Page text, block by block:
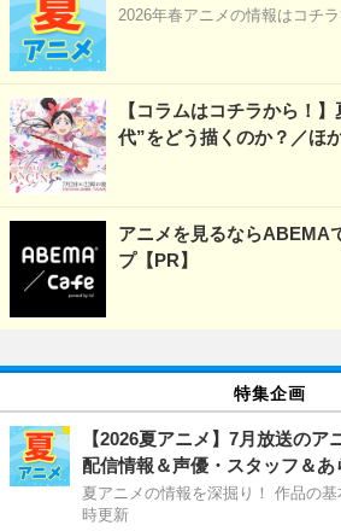
2026年春アニメの情報はコチラ
【コラムはコチラから！
代”をどう描くのか？／ほ
アニメを見るならABEMA
プ【PR】
特集企画
【2026夏アニメ】7月放送のア
配信情報＆声優・スタッフ＆あ
夏アニメの情報を深掘り！ 作品の
時更新